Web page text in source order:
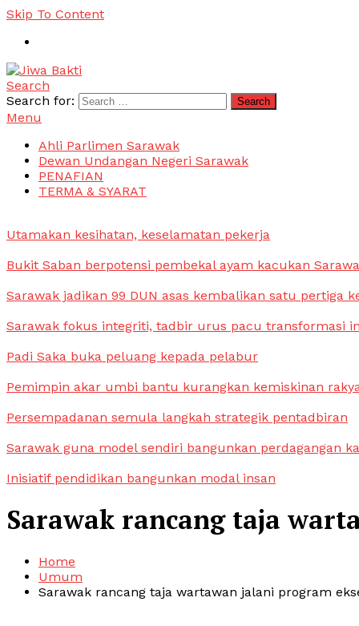
Skip To Content
Jiwa Bakti
Suara PBB Sarawak
Search
Search for:
Menu
Ahli Parlimen Sarawak
Dewan Undangan Negeri Sarawak
PENAFIAN
TERMA & SYARAT
Utamakan kesihatan, keselamatan pekerja
Bukit Saban berpotensi pembekal ayam kacukan
Sarawak jadikan 99 DUN asas kembalikan satu pertiga
Sarawak fokus integriti, tadbir urus pacu transformasi
Padi Saka buka peluang kepada pelabur
Pemimpin akar umbi bantu kurangkan kemiskinan
Persempadanan semula langkah strategik pentadbiran
Sarawak guna model sendiri bangunkan perdagangan
Inisiatif pendidikan bangunkan modal insan
Sarawak rancang taja
Home
Umum
Sarawak rancang taja wartawan jalani program